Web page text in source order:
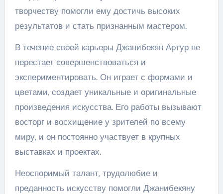
творчеству помогли ему достичь высоких
результатов и стать признанным мастером.
В течение своей карьеры Джанибекян Артур не
перестает совершенствоваться и
экспериментировать. Он играет с формами и
цветами, создает уникальные и оригинальные
произведения искусства. Его работы вызывают
восторг и восхищение у зрителей по всему
миру, и он постоянно участвует в крупных
выставках и проектах.
Неоспоримый талант, трудолюбие и
преданность искусству помогли Джанибекяну